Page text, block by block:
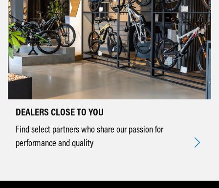
DEALERS CLOSE TO YOU
Find select partners who share our passion for
performance and quality